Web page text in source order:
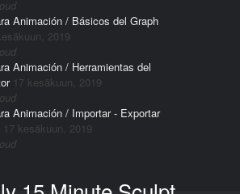
Animación / Básicos del Graph
2019
Animación / Herramientas del
17 kesäkuun, 2019
Animación / Importar - Exportar
17 kesäkuun, 2019